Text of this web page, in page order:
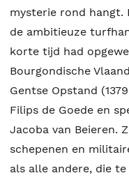
mysterie rond hangt.
de ambitieuze
korte tijd had
Bourgondische
Gentse Opstand
Filips de Goede en
Jacoba van Beieren.
schepenen en
als alle andere, die